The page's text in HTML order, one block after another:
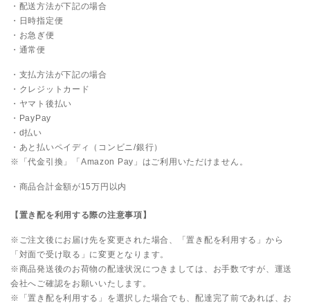
・配送方法が下記の場合
・日時指定便
・お急ぎ便
・通常便
・支払方法が下記の場合
・クレジットカード
・ヤマト後払い
・PayPay
・d払い
・あと払いペイディ（コンビニ/銀行）
※
「代金引換」 「Amazon Pay」 はご利用いただけません。
・商品合計金額が15万円以内
【置き配を利用する際の注意事項】
※ご注文後にお届け先を変更された場合、「置き配を利用する」から
「対面で受け取る」に変更となります。
※商品発送後のお荷物の配達状況につきましては、お手数ですが、運送
会社へご確認をお願いいたします。
※「置き配を利用する」を選択した場合でも、配達完了前であれば、お